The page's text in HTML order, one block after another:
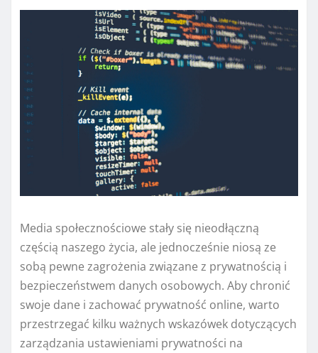
Media społecznościowe stały się nieodłączną
częścią naszego życia, ale jednocześnie niosą ze
sobą pewne zagrożenia związane z prywatnością i
bezpieczeństwem danych osobowych. Aby chronić
swoje dane i zachować prywatność online, warto
przestrzegać kilku ważnych wskazówek dotyczących
zarządzania ustawieniami prywatności na